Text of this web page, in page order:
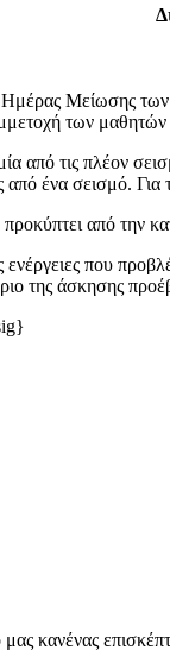
Μείωσης
των
από τις πλέον
ένα σεισμό. Για
από την
που
της άσκησης
κανένας